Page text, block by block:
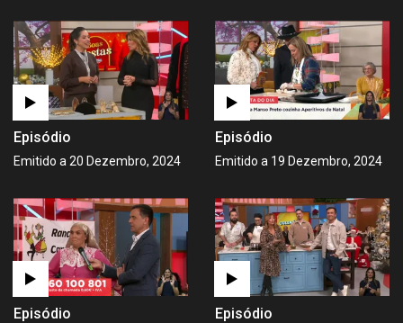
Episódio
Emitido a 20 Dezembro, 2024
Episódio
Emitido a 19 Dezembro, 2024
Episódio Episódio